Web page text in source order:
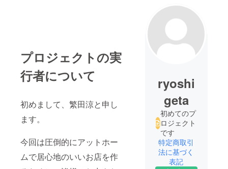
プロジェクトの実
行者について
初めまして、繁田涼と申し
ます。
今回は圧倒的にアットホー
ムで居心地のいいお店を作
ryoshi
geta
初めてのプ
ロジェクト
です
特定商取引
法に基づく
表記